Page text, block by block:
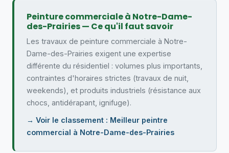
Peinture commerciale à Notre-Dame-
des-Prairies — Ce qu'il faut savoir
Les travaux de peinture commerciale à Notre-
Dame-des-Prairies exigent une expertise
différente du résidentiel : volumes plus importants,
contraintes d'horaires strictes (travaux de nuit,
weekends), et produits industriels (résistance aux
chocs, antidérapant, ignifuge).
→ Voir le classement : Meilleur peintre
commercial à Notre-Dame-des-Prairies